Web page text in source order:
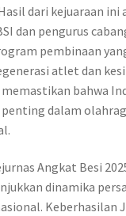
dari kejuaraan ini
dan pengurus
pembinaan
atlet dan
bahwa
dalam
Angkat Besi
dinamika
Keberhasilan